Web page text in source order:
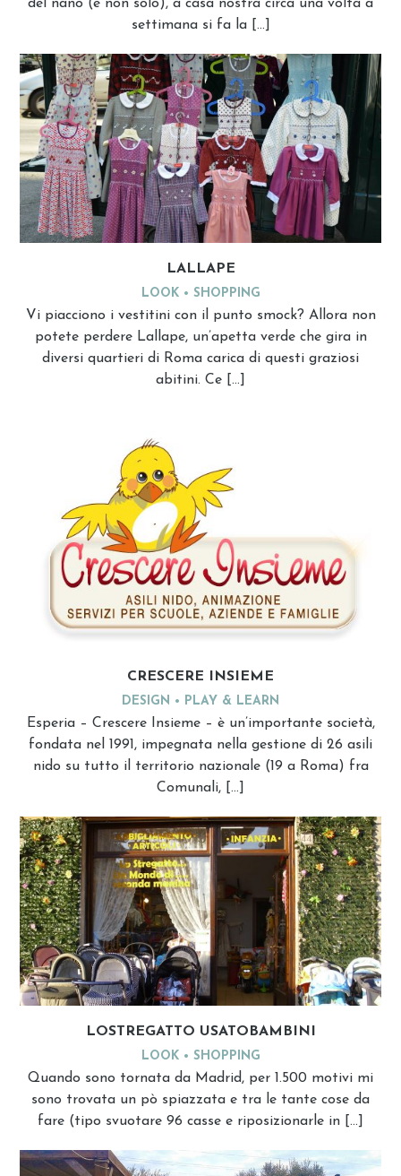
del nano (e non solo), a casa nostra circa una volta a
settimana si fa la […]
LALLAPE
LOOK SHOPPING
Vi piacciono i vestitini con il punto smock? Allora non
potete perdere Lallape, un’apetta verde che gira in
diversi quartieri di Roma carica di questi graziosi
abitini. Ce […]
CRESCERE INSIEME
DESIGN PLAY & LEARN
Esperia – Crescere Insieme – è un’importante società,
fondata nel 1991, impegnata nella gestione di 26 asili
nido su tutto il territorio nazionale (19 a Roma) fra
Comunali, […]
LOSTREGATTO USATOBAMBINI
LOOK SHOPPING
Quando sono tornata da Madrid, per 1.500 motivi mi
sono trovata un pò spiazzata e tra le tante cose da
fare (tipo svuotare 96 casse e riposizionarle in […]